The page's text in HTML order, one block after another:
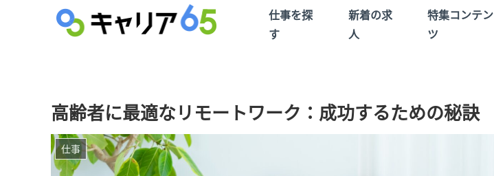
仕事を探
す
新着の求
人
特集コンテン
ツ
高齢者に最適なリモートワーク：成功するための秘訣
仕事